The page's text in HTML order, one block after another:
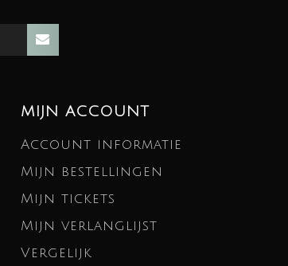
MIJN ACCOUNT
Account informatie
Mijn bestellingen
Mijn tickets
Mijn verlanglijst
Vergelijk